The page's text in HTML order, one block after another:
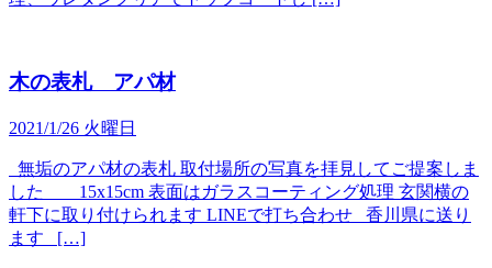
木の表札 アパ材
2021/1/26 火曜日
無垢のアパ材の表札 取付場所の写真を拝見してご提案しま
した 15x15cm 表面はガラスコーティング処理 玄関横の
軒下に取り付けられます LINEで打ち合わせ 香川県に送り
ます […]